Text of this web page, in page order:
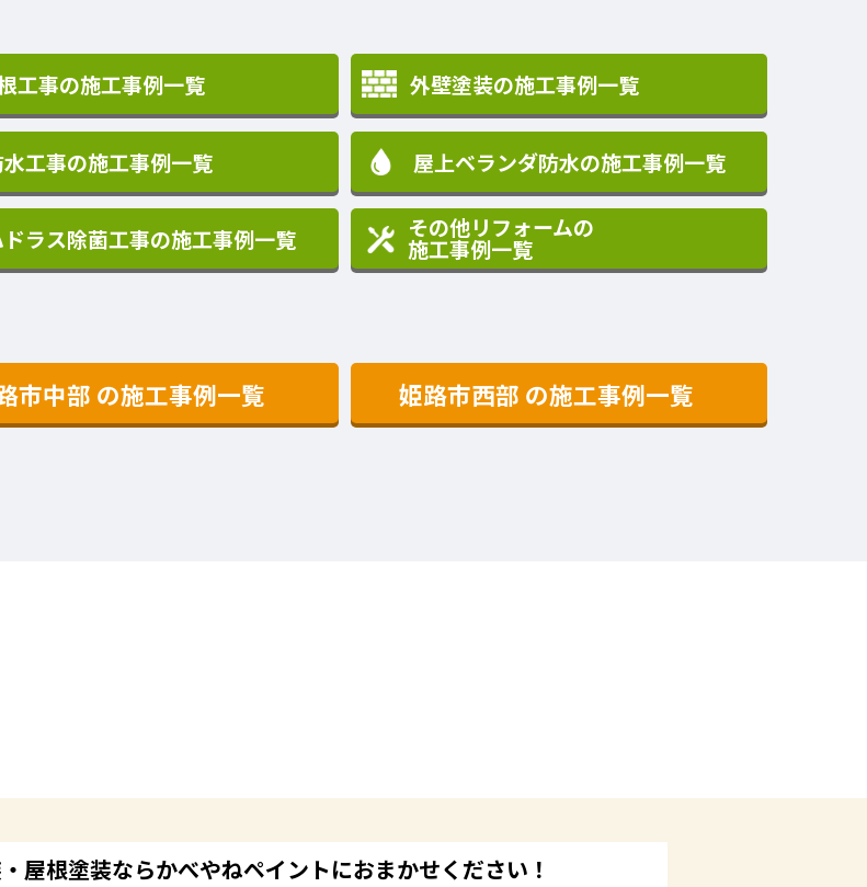
工事の施工事例一覧 外壁塗装の施工事例一覧
水工事の施工事例一覧 屋上ベランダ防水の施工事例一覧
ドラス除菌工事の施工事例一覧 その他リフォームの
施工事例一覧
市中部 の施工事例一覧 姫路市西部 の施工事例一覧
屋根塗装ならかべやねペイントにおまかせください！